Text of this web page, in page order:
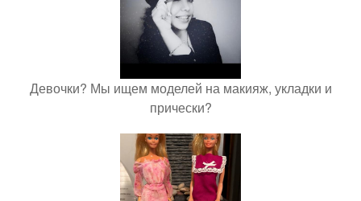
Девочки? Мы ищем моделей на макияж, укладки и
прически?